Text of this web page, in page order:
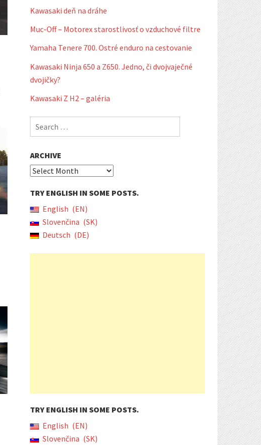
Kawasaki deň na dráhe
Muc-Off – Motorex starostlivosť o vzduchové filtre
Yamaha Tenere 700. Ostré enduro na cestovanie
Kawasaki Ninja 650 a Z650. Jedno, či dvojvaječné
dvojičky?
Kawasaki Z H2 – galéria
Search
for:
ARCHIVE
Archive
TRY ENGLISH IN SOME POSTS.
English
EN
Slovenčina
SK
Deutsch
DE
TRY ENGLISH IN SOME POSTS.
English
EN
Slovenčina
SK